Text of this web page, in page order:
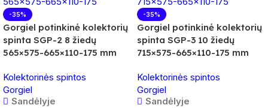
-35%
Gorgiel potinkinė kolektorių
spinta SGP-2 8 žiedų
565×575-665×110-175 mm
Kolektorinės spintos
Gorgiel
Sandėlyje
-35%
Gorgiel potinkinė kolektorių
spinta SGP-3 10 žiedų
715×575-665×110-175 mm
Kolektorinės spintos
Gorgiel
Sandėlyje